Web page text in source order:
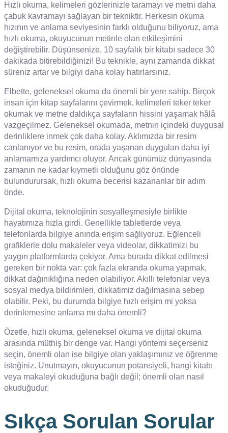
Hızlı okuma, kelimeleri gözlerinizle taramayı ve metni daha
çabuk kavramayı sağlayan bir tekniktir. Herkesin okuma
hızının ve anlama seviyesinin farklı olduğunu biliyoruz, ama
hızlı okuma, okuyucunun metinle olan etkileşimini
değiştirebilir. Düşünsenize, 10 sayfalık bir kitabı sadece 30
dakikada bitirebildiğinizi! Bu teknikle, aynı zamanda dikkat
süreniz artar ve bilgiyi daha kolay hatırlarsınız.
Elbette, geleneksel okuma da önemli bir yere sahip. Birçok
insan için kitap sayfalarını çevirmek, kelimeleri teker teker
okumak ve metne daldıkça sayfaların hissini yaşamak hâlâ
vazgeçilmez. Geleneksel okumada, metnin içindeki duygusal
derinliklere inmek çok daha kolay. Aklımızda bir resim
canlanıyor ve bu resim, orada yaşanan duyguları daha iyi
anlamamıza yardımcı oluyor. Ancak günümüz dünyasında
zamanın ne kadar kıymetli olduğunu göz önünde
bulundurursak, hızlı okuma becerisi kazananlar bir adım
önde.
Dijital okuma, teknolojinin sosyalleşmesiyle birlikte
hayatımıza hızla girdi. Genellikle tabletlerde veya
telefonlarda bilgiye anında erişim sağliyoruz. Eğlenceli
grafiklerle dolu makaleler veya videolar, dikkatimizi bu
yaygın platformlarda çekiyor. Ama burada dikkat edilmesi
gereken bir nokta var: çok fazla ekranda okuma yapmak,
dikkat dağınıklığına neden olabiliyor. Akıllı telefonlar veya
sosyal medya bildirimleri, dikkatimiz dağılmasına sebep
olabilir. Peki, bu durumda bilgiye hızlı erişim mi yoksa
derinlemesine anlama mı daha önemli?
Özetle, hızlı okuma, geleneksel okuma ve dijital okuma
arasında müthiş bir denge var. Hangi yöntemi seçerseniz
seçin, önemli olan ise bilgiye olan yaklaşımınız ve öğrenme
isteğiniz. Unutmayın, okuyucunun potansiyeli, hangi kitabı
veya makaleyi okuduğuna bağlı değil; önemli olan nasıl
okuduğudur.
Sıkça Sorulan Sorular